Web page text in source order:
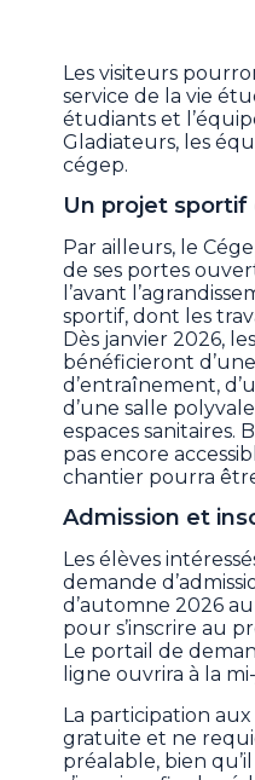
Les visiteurs
service de la vie
étudiants et
Gladiateurs, les
cégep.
Un projet sportif
Par ailleurs, le
de ses portes
l’avant
sportif, dont les
Dès janvier 2026,
bénéficieront
d’entraînement,
d’une salle
espaces sanitaires.
pas encore
chantier pourra
Admission et
Les élèves
demande
d’automne 2026
pour s’inscrire au
Le portail de
ligne ouvrira à la
La participation
gratuite et ne
préalable, bien